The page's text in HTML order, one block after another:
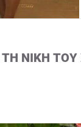
ΤΗ ΝΊΚΗ